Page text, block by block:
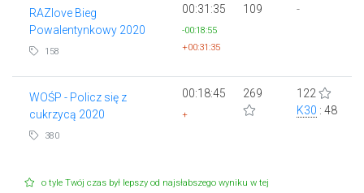
RAZlove Bieg
Powalentynkowy 2020
158
00:31:35
-00:18:55
+00:31:35
109 -
WOŚP - Policz się z
cukrzycą 2020
380
00:18:45
+
269
122
K30 : 48
o tyle Twój czas był lepszy od najsłabszego wyniku w tej